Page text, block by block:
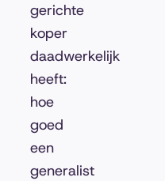
gerichte
koper
daadwerkelijk
heeft:
hoe
goed
een
generalist